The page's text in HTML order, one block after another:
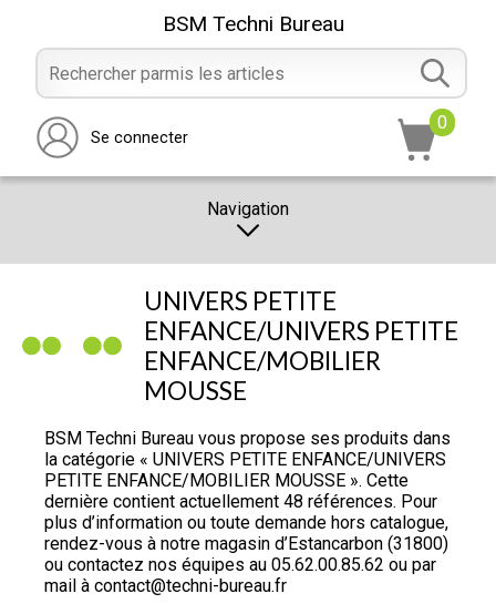
BSM Techni Bureau
Se connecter
0
Navigation
PROMOTION
NOTRE MAGASIN
NOUS CONTACTER
RÉALISATION
UNIVERS PETITE
ENFANCE/UNIVERS PETITE
ENFANCE/MOBILIER
MOUSSE
BSM Techni Bureau vous propose ses produits dans
la catégorie « UNIVERS PETITE ENFANCE/UNIVERS
PETITE ENFANCE/MOBILIER MOUSSE ». Cette
dernière contient actuellement 48 références. Pour
plus d’information ou toute demande hors catalogue,
rendez-vous à notre magasin d’Estancarbon (31800)
ou contactez nos équipes au 05.62.00.85.62 ou par
mail à contact@techni-bureau.fr